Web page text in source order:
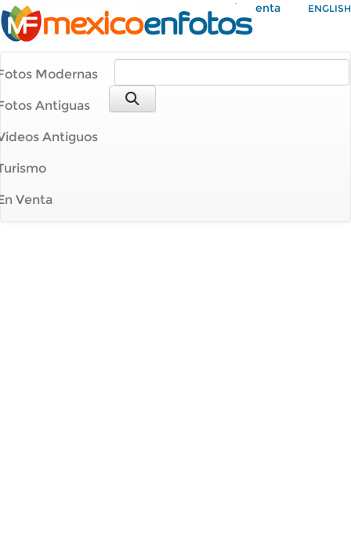
Mi Cuenta ENGLISH
Modernas
Antiguas
Antiguos
Venta